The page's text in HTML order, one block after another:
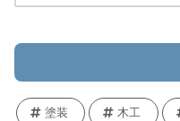
塗装 木工